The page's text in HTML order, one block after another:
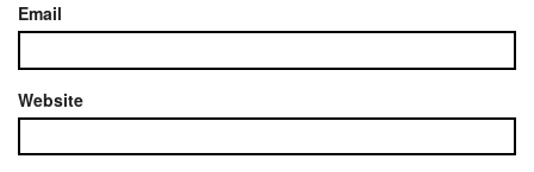
Email
Website